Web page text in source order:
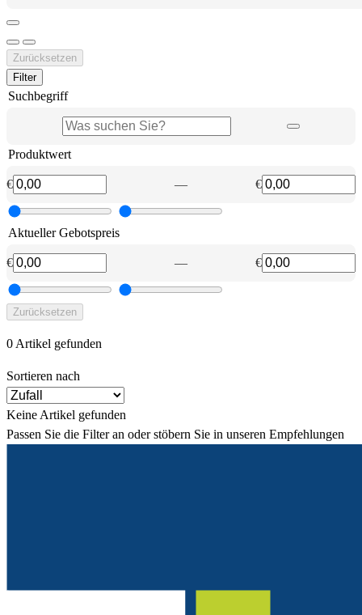
Zurücksetzen
Filter
Suchbegriff
Produktwert
€ — €
Aktueller Gebotspreis
€ — €
Zurücksetzen
0 Artikel gefunden
Sortieren nach
Keine Artikel gefunden
Passen Sie die Filter an oder stöbern Sie in unseren Empfehlungen